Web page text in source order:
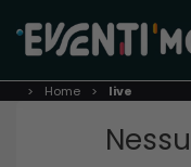
Home live